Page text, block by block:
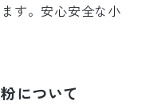
す。安心安全な小
について